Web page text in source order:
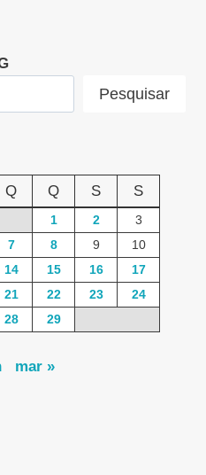
Pesquisar
Q Q S S
1 2
3
7 8 9
10
14 15 16
17
21 22 23
24
28 29
mar »